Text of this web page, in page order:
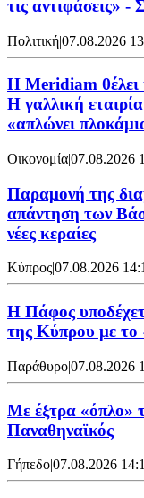
τις αντιφάσεις»
Πολιτική|07.08.2026
Η Meridiam θέλει
Η γαλλική
«απλώνει
Οικονομία|07.08.2026
Παραμονή της
απάντηση των
νέες κεραίες
Κύπρος|07.08.2026
Η Πάφος
της Κύπρου με
Παράθυρο|07.08.2026
Mε έξτρα «όπλο»
Παναθηναϊκός
Γήπεδο|07.08.2026